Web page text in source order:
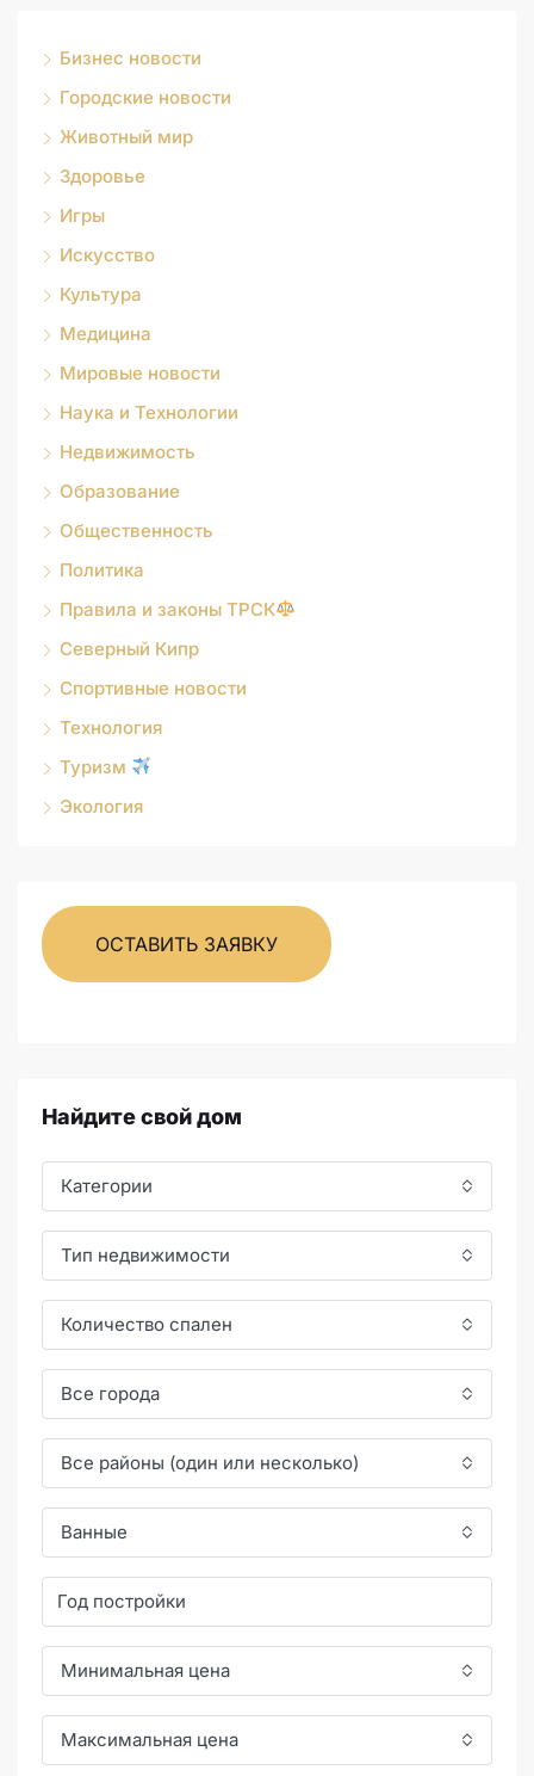
Бизнес новости
Городские новости
Животный мир
Здоровье
Игры
Искусство
Культура
Медицина
Мировые новости
Наука и Технологии
Недвижимость
Образование
Общественность
Политика
Правила и законы ТРСК
Северный Кипр
Спортивные новости
Технология
Туризм
Экология
ОСТАВИТЬ ЗАЯВКУ
Найдите свой дом
Категории
Тип недвижимости
Количество спален
Все города
Все районы (один или несколько)
Ванные
Минимальная цена
Максимальная цена